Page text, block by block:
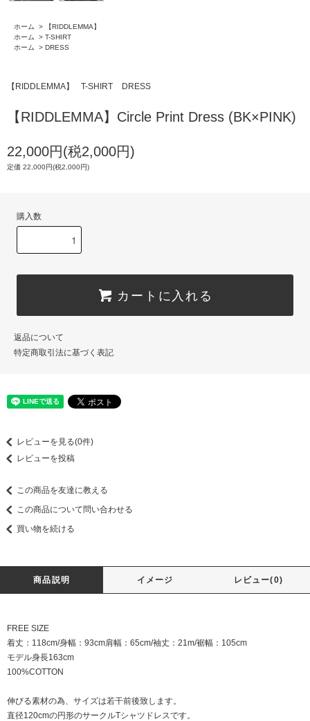
ホーム >
【RIDDLEMMA】
ホーム
> T-SHIRT
ホーム
> DRESS
【RIDDLEMMA】 T-SHIRT DRESS
【RIDDLEMMA】Circle Print Dress (BK×PINK)
22,000円(税2,000円)
定価 22,000円(税2,000円)
購入数
カートに入れる
返品について
特定商取引法に基づく表記
レビューを見る(0件)
レビューを投稿
この商品を友達に教える
この商品について問い合わせる
買い物を続ける
商品説明 イメージ レビュー(0)
FREE SIZE
着丈：118cm/身幅：93cm肩幅：65cm/袖丈：21m/裾幅：105cm
モデル身長163cm
100%COTTON
伸びる素材の為、サイズは若干前後致します。
直径120cmの円形のサークルTシャツドレスです。